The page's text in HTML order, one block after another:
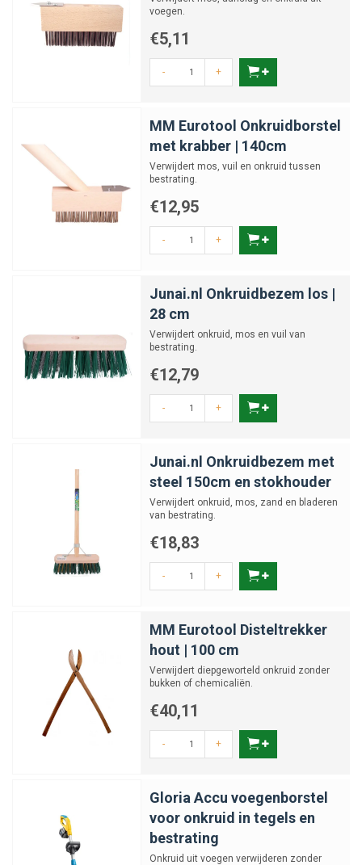
voegen.
€5,11
- +
MM Eurotool Onkruidborstel
met krabber | 140cm
Verwijdert mos, vuil en onkruid tussen
bestrating.
€12,95
- +
Junai.nl Onkruidbezem los |
28 cm
Verwijdert onkruid, mos en vuil van
bestrating.
€12,79
- +
Junai.nl Onkruidbezem met
steel 150cm en stokhouder
Verwijdert onkruid, mos, zand en bladeren
van bestrating.
€18,83
- +
MM Eurotool Disteltrekker
hout | 100 cm
Verwijdert diepgeworteld onkruid zonder
bukken of chemicaliën.
€40,11
- +
Gloria Accu voegenborstel
voor onkruid in tegels en
bestrating
Onkruid uit voegen verwijderen zonder